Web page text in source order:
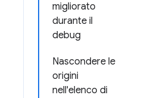
migliorato
durante il
debug
Nascondere le
origini
nell'elenco di